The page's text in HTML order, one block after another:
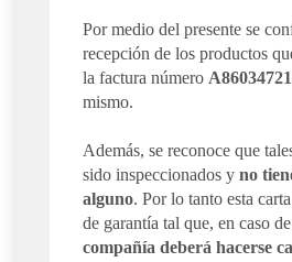
Por medio del presente se
recepción de los productos
la factura número
mismo.
Además, se reconoce que
sido inspeccionados y no
alguno. Por lo tanto esta
de garantía tal que, en caso
compañía deberá hacerse